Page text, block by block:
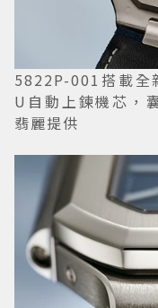
5822P-001搭載
U自動上鍊機芯，
翡麗提供